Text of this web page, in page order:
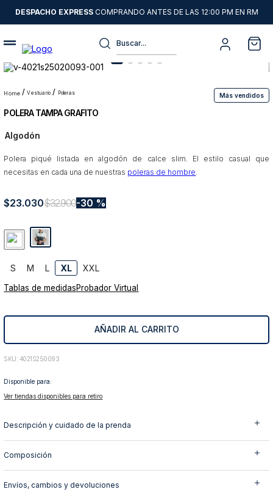
DESPACHO EXPRESSCOMPRANDO ANTES DE LAS 12:00 PM EN RM
Buscar...
vestuario poleras Más vendidos
POLERA TAMPA GRAFITO
Algodón
Polera piqué listada en algodón de calce slim. El estilo casual que
necesitas en cada una de nuestras poleras de hombre.
$23.030$32.900 30 %
S M L XL XXL
Tablas de medidasProbador Virtual
AÑADIR AL CARRITO
: 4021S250093
Disponible para:
Ver tiendas disponibles para retiro
Descripción y cuidado de la prenda
Composición
Envíos, cambios y devoluciones
1.
sweater
2.
camisas
3.
chaquetas
4.
pantalon
6.
chaqueta cuero
8.
chaqueta
9
poleron
10. abrigo